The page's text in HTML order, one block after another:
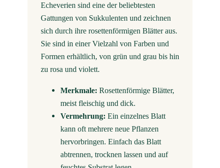
Echeverien sind eine der beliebtesten
Gattungen von Sukkulenten und zeichnen
sich durch ihre rosettenförmigen Blätter aus.
Sie sind in einer Vielzahl von Farben und
Formen erhältlich, von grün und grau bis hin
zu rosa und violett.
Merkmale: Rosettenförmige Blätter,
meist fleischig und dick.
Vermehrung: Ein einzelnes Blatt
kann oft mehrere neue Pflanzen
hervorbringen. Einfach das Blatt
abtrennen, trocknen lassen und auf